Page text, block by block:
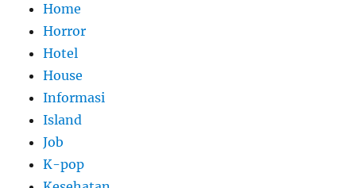
Home
Horror
Hotel
House
Informasi
Island
Job
K-pop